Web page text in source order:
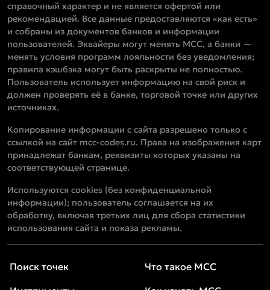
справочный характер и не является офертой или
рекомендацией. Все данные предоставляются «как есть»
и собраны из документов банков и информации
пользователей. Эквайеры могут менять MCC, а банки —
менять условия программ лояльности без уведомления;
правила кэшбэка могут быть раскрыты не полностью.
Пользователь использует информацию на свой риск и
должен проверять её в банке, торговой точке или других
источниках.
Копирование информации с сайта разрешено только с
ссылкой на сайт mcc-codes.ru. Права на изображения карт
принадлежат банкам, реквизиты которых указаны на
соответствующей странице.
Используются cookies (без конфиденциальной
информации); пользователь соглашается на их
обработку, включая третьих лиц для сбора статистики
использования сайта и показа рекламы.
Поиск точек
Что такое MCC